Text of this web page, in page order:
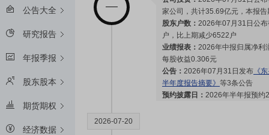
公告大全
研究报告
年报季报
股东股本
期货期权
经济数据
家公司，共计35.69亿元，本报
股东户数： 2026年07月31日公
户，比上期减少6522户
业绩报表： 2026年中报归属净利
每股收益0.306元
公告： 2026年07月31日发布 《
半年度报告摘要》 等3条公告
预约披露日： 2026年半年报预约
2026-07-20